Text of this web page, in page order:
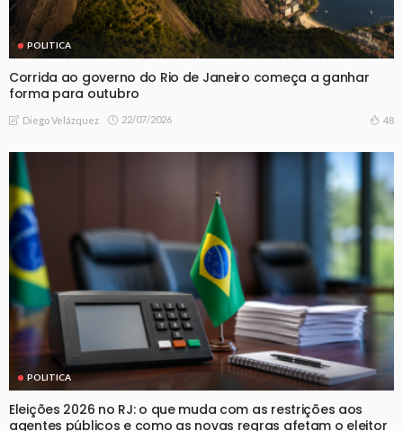
POLITICA
Corrida ao governo do Rio de Janeiro começa a ganhar
forma para outubro
Diego Velázquez 22/07/2026 48
POLITICA
Eleições 2026 no RJ: o que muda com as restrições aos
agentes públicos e como as novas regras afetam o eleitor